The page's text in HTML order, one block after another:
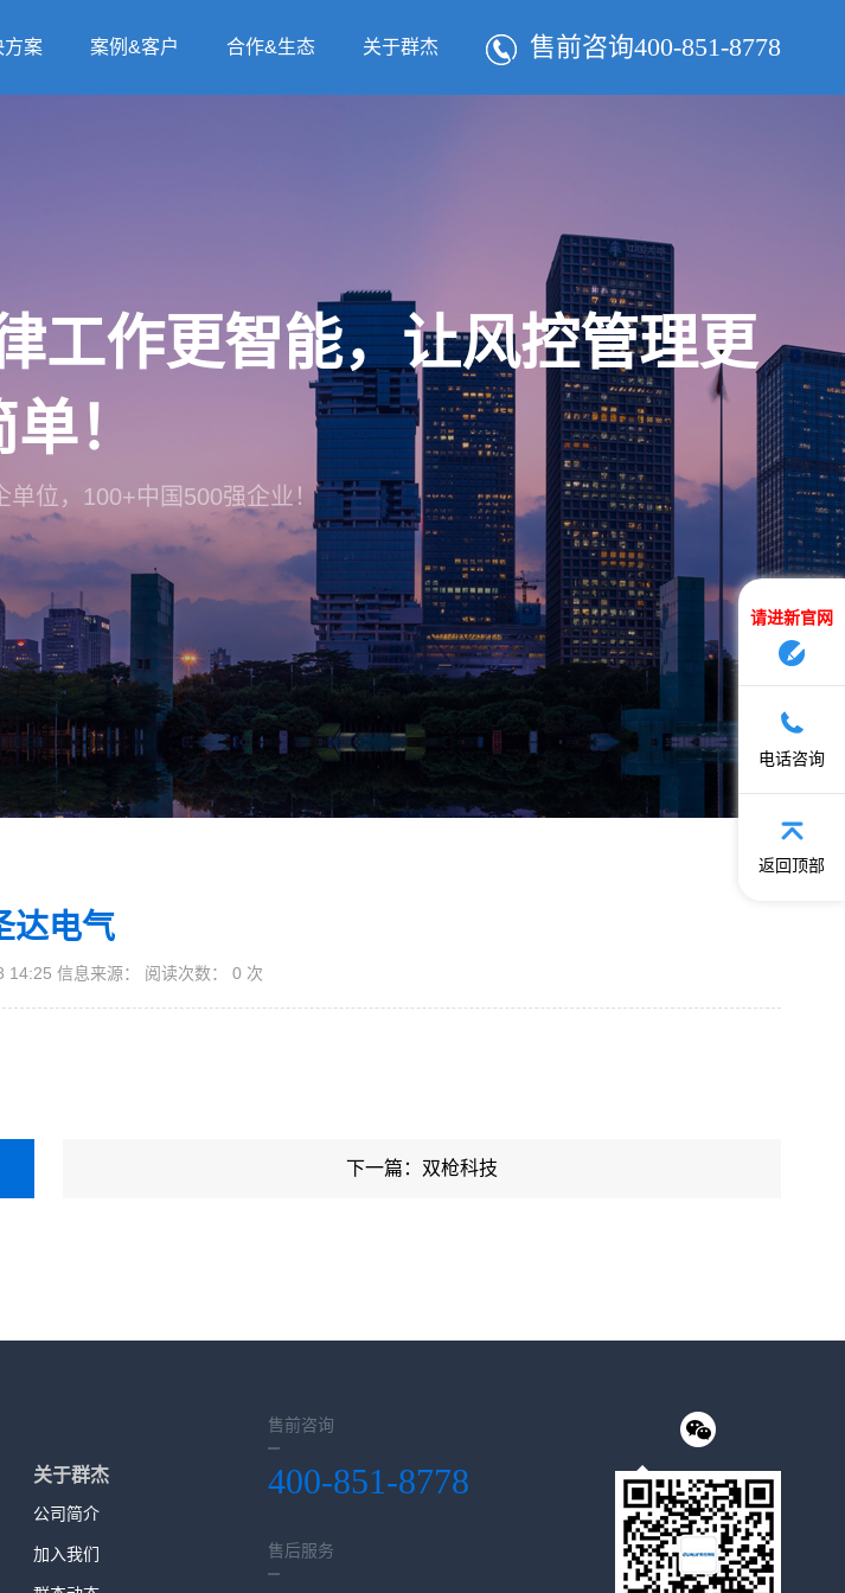
售前咨询400-851-8778
方案 案例&客户 合作&生态 关于群杰
工作更智能，让风控管理更
！
单位，100+中国500强企业！
达电气
14:25 信息来源： 阅读次数： 0 次
下一篇：双枪科技
关于群杰
公司简介
加入我们
售前咨询
400-851-8778
售后服务
请进新官网
电话咨询
返回顶部